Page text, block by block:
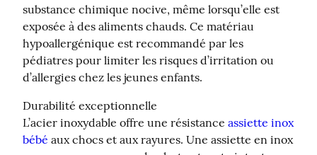
substance chimique nocive, même lorsqu’elle est
exposée à des aliments chauds. Ce matériau
hypoallergénique est recommandé par les
pédiatres pour limiter les risques d’irritation ou
d’allergies chez les jeunes enfants.
Durabilité exceptionnelle
L’acier inoxydable offre une résistance assiette inox
bébé aux chocs et aux rayures. Une assiette en inox